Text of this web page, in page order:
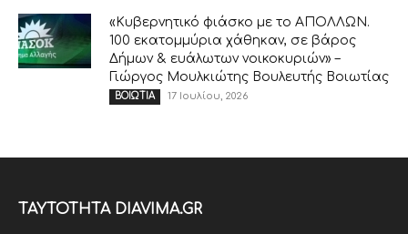
«Κυβερνητικό φιάσκο με το ΑΠΟΛΛΩΝ.
100 εκατομμύρια χάθηκαν, σε βάρος
Δήμων & ευάλωτων νοικοκυριών» –
Γιώργος Μουλκιώτης Βουλευτής Βοιωτίας
ΒΟΙΩΤΙΑ 17 Ιουλίου, 2026
ΤΑΥΤΟΤΗΤΑ DIAVIMA.GR